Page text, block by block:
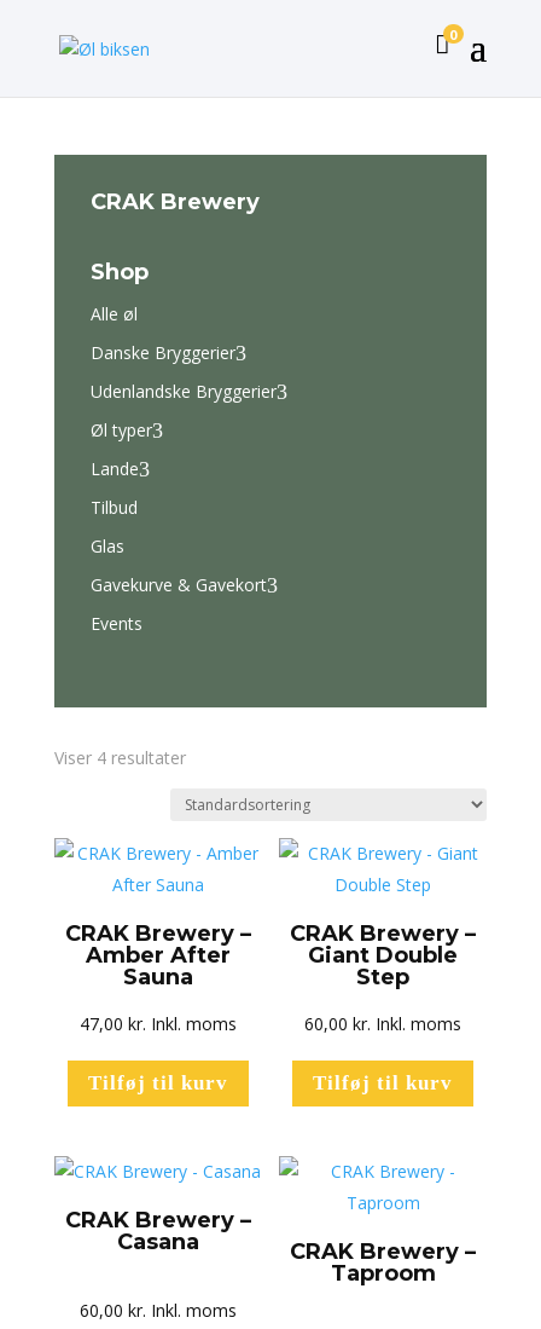
0
CRAK Brewery
Shop
Alle øl
Danske Bryggerier3
Udenlandske Bryggerier3
Øl typer3
Lande3
Tilbud
Glas
Gavekurve & Gavekort3
Events
Viser 4 resultater
CRAK Brewery –
Amber After
Sauna
47,00 kr. Inkl. moms
Tilføj til kurv
CRAK Brewery –
Giant Double
Step
60,00kr. Inkl. moms
Tilføj til kurv
CRAK Brewery –
Casana
60,00 kr. Inkl. moms
CRAK Brewery –
Taproom